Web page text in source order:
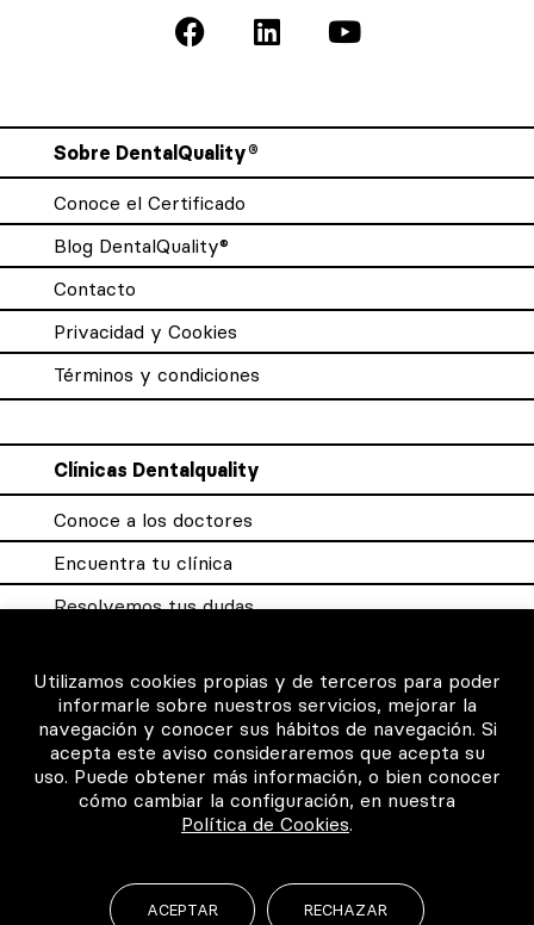
Sobre DentalQuality®
Conoce el Certificado
Blog DentalQuality®
Contacto
Privacidad y Cookies
Términos y condiciones
Clínicas Dentalquality
Conoce a los doctores
Encuentra tu clínica
Resolvemos tus dudas
Para los profesionales
Consigue tu certificado
Intranet clínicas certificadas
Música para los pacientes
Utilizamos cookies propias y de terceros para poder
informarle sobre nuestros servicios, mejorar la
navegación y conocer sus hábitos de navegación. Si
acepta este aviso consideraremos que acepta su
uso. Puede obtener más información, o bien conocer
cómo cambiar la configuración, en nuestra
Política de Cookies.
ACEPTAR RECHAZAR